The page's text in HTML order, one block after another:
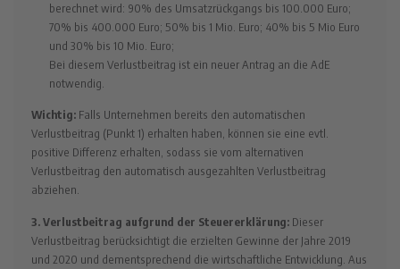
berechnet wird: 90% des Umsatzrückgangs bis 100.000 Euro;
70% bis 400.000 Euro; 50% bis 1 Mio. Euro; 40% bis 5 Mio Euro
und 30% bis 10 Mio. Euro;
Bei diesem Verlustbeitrag ist ein neuer Antrag an die AdE
notwendig.
Wichtig: Falls Unternehmen bereits den automatischen
Verlustbeitrag (Punkt 1) erhalten haben, können sie eine evtl.
positive Differenz erhalten, sodass sie vom alternativen
Verlustbeitrag den automatisch ausgezahlten Verlustbeitrag
abziehen.
3. Verlustbeitrag aufgrund der Steuererklärung: Dieser
Verlustbeitrag berücksichtigt die erzielten Gewinne der Jahre 2019
und 2020 und dementsprechend die wirtschaftliche Entwicklung. Aus